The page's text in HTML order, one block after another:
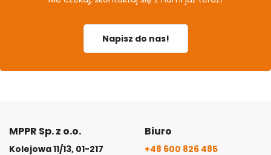
Napisz do nas!
MPPR Sp. z o.o.
Kolejowa 11/13, 01-217
Biuro
+48 600 826 485